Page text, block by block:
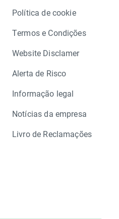
Política de cookie
Termos e Condições
Website Disclamer
Alerta de Risco
Informação legal
Notícias da empresa
Livro de Reclamações